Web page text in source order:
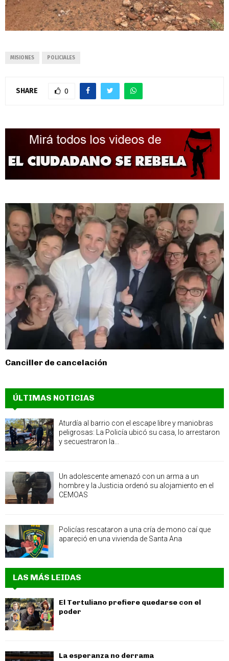
MISIONES POLICIALES
SHARE 0
Canciller de cancelación
ÚLTIMAS NOTICIAS
Aturdía al barrio con el escape libre y maniobras
peligrosas: La Policía ubicó su casa, lo arrestaron
y secuestraron la...
Un adolescente amenazó con un arma a un
hombre y la Justicia ordenó su alojamiento en el
CEMOAS
Policías rescataron a una cría de mono caí que
apareció en una vivienda de Santa Ana
LAS MÁS LEIDAS
El Tertuliano prefiere quedarse con el
poder
La esperanza no derrama